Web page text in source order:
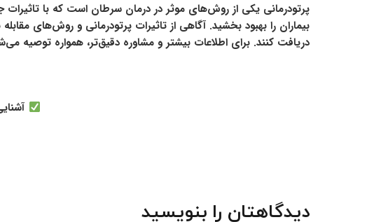
پرتودرمانی یکی از روش‌های موثر در درمان سرطان است که با تاثیرات
بیماران را بهبود بخشید. آگاهی از تاثیرات پرتودرمانی و روش‌های
دریافت کنند. برای اطلاعات بیشتر و مشاوره دقیق‌تر، همواره توصیه
دیدگاهتان را بنویسید